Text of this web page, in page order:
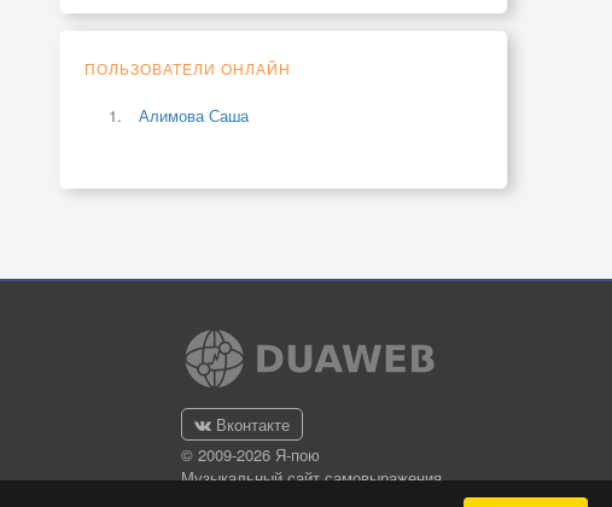
ПОЛЬЗОВАТЕЛИ ОНЛАЙН
Алимова Саша
Вконтакте
© 2009-2026 Я-пою
Музыкальный сайт самовыражения